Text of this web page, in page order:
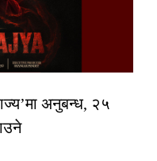
अनुबन्ध, २५